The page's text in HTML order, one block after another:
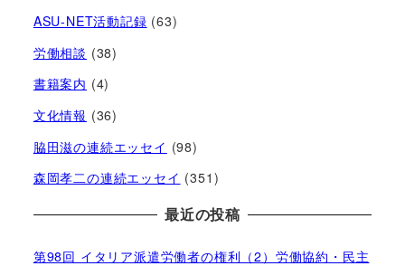
ASU-NET活動記録 (63)
労働相談 (38)
書籍案内 (4)
文化情報 (36)
脇田滋の連続エッセイ (98)
森岡孝二の連続エッセイ (351)
最近の投稿
第98回 イタリア派遣労働者の権利（2）労働協約・民主